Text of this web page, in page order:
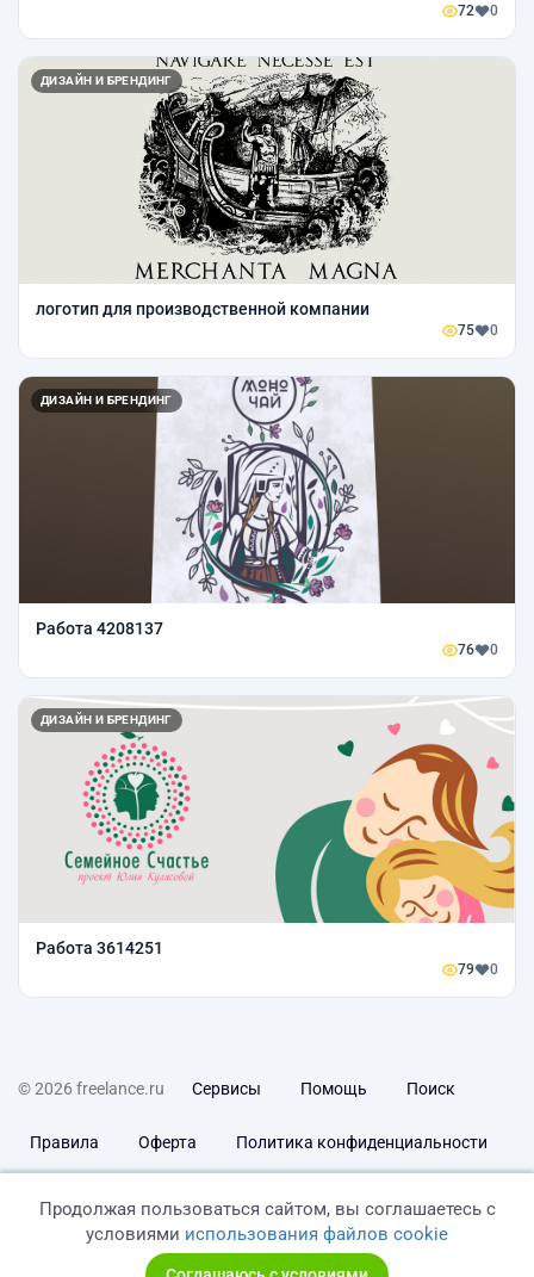
72 0
ДИЗАЙН И БРЕНДИНГ
логотип для производственной компании
75 0
ДИЗАЙН И БРЕНДИНГ
Работа 4208137
76 0
ДИЗАЙН И БРЕНДИНГ
Работа 3614251
79 0
© 2026 freelance.ru Сервисы Помощь Поиск
Правила Оферта Политика конфиденциальности
Продолжая пользоваться сайтом, вы соглашаетесь с
условиями использования файлов cookie